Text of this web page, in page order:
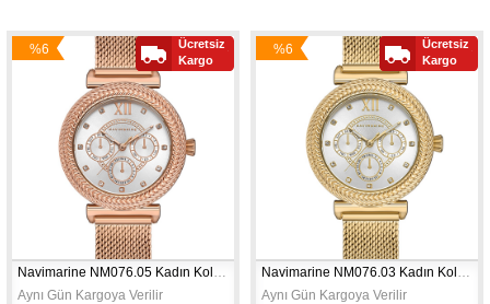
Aynı Gün Kargoya Verilir
%6
Ücretsiz
Kargo
Aynı Gün Kargoya Verilir
%6
Ücretsiz
Kargo